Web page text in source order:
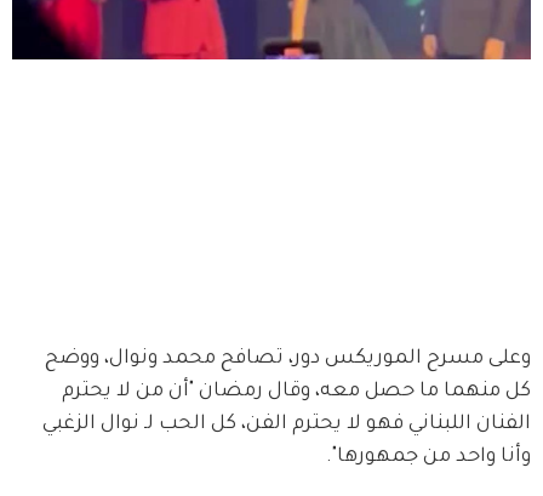
وعلى مسرح الموريكس دور، تصافح محمد ونوال، ووضح
كل منهما ما حصل معه، وقال رمضان "أن من لا يحترم
الفنان اللبناني فهو لا يحترم الفن، كل الحب لـ نوال الزغبي
وأنا واحد من جمهورها".